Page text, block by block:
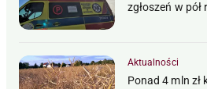
zgłoszeń w pół
Aktualności
Ponad 4 mln